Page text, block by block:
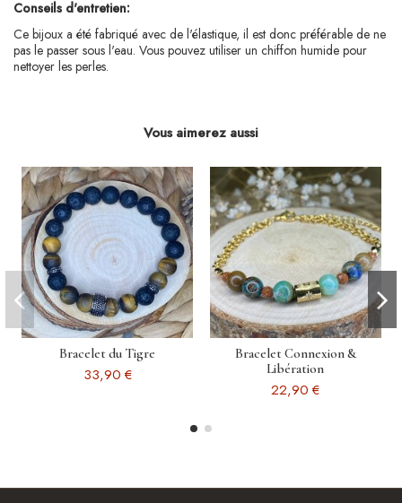
Conseils d'entretien:
Ce bijoux a été fabriqué avec de l'élastique, il est donc préférable de ne
pas le passer sous l'eau. Vous pouvez utiliser un chiffon humide pour
nettoyer les perles.
Vous aimerez aussi
Bracelet du Tigre
33,90 €
Bracelet Connexion &
Libération
22,90 €